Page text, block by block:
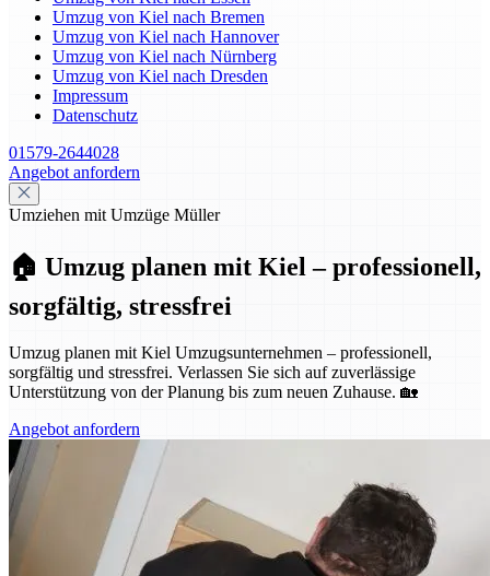
Umzug von Kiel nach Bremen
Umzug von Kiel nach Hannover
Umzug von Kiel nach Nürnberg
Umzug von Kiel nach Dresden
Impressum
Datenschutz
01579-2644028
Angebot anfordern
Umziehen mit Umzüge Müller
🏠 Umzug planen mit Kiel – professionell,
sorgfältig, stressfrei
Umzug planen mit Kiel Umzugsunternehmen – professionell,
sorgfältig und stressfrei. Verlassen Sie sich auf zuverlässige
Unterstützung von der Planung bis zum neuen Zuhause. 🏡
Angebot anfordern